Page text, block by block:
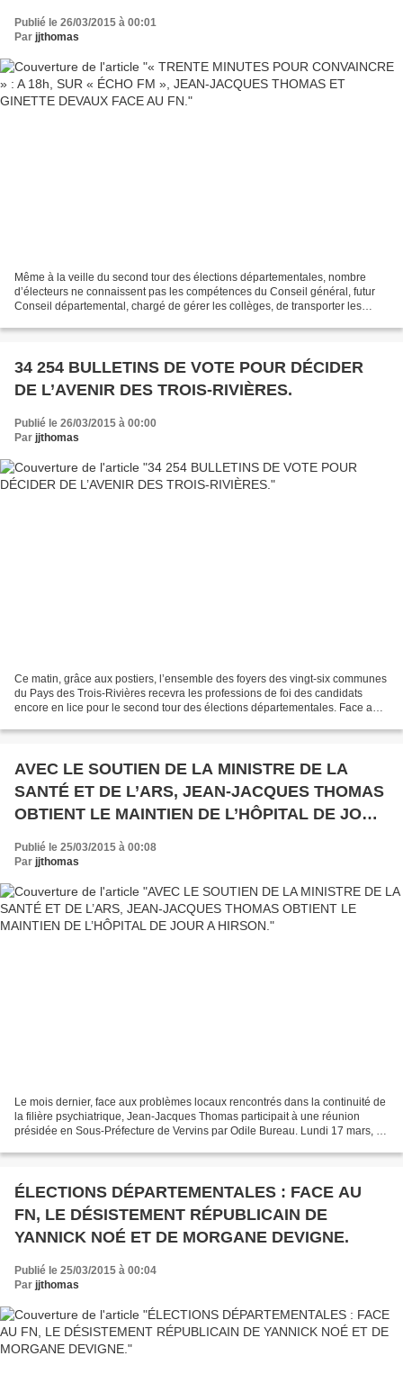
Publié le 26/03/2015 à 00:01
Par jjthomas
Même à la veille du second tour des élections départementales, nombre
d’électeurs ne connaissent pas les compétences du Conseil général, futur
Conseil départemental, chargé de gérer les collèges, de transporter les
34 254 BULLETINS DE VOTE POUR DÉCIDER
DE L’AVENIR DES TROIS-RIVIÈRES.
Publié le 26/03/2015 à 00:00
Par jjthomas
Ce matin, grâce aux postiers, l’ensemble des foyers des vingt-six communes
du Pays des Trois-Rivières recevra les professions de foi des candidats
encore en lice pour le second tour des élections départementales. Face au
AVEC LE SOUTIEN DE LA MINISTRE DE LA
SANTÉ ET DE L’ARS, JEAN-JACQUES THOMAS
OBTIENT LE MAINTIEN DE L’HÔPITAL DE JOUR
Publié le 25/03/2015 à 00:08
Par jjthomas
Le mois dernier, face aux problèmes locaux rencontrés dans la continuité de
la filière psychiatrique, Jean-Jacques Thomas participait à une réunion
présidée en Sous-Préfecture de Vervins par Odile Bureau. Lundi 17 mars, le
ÉLECTIONS DÉPARTEMENTALES : FACE AU
FN, LE DÉSISTEMENT RÉPUBLICAIN DE
YANNICK NOÉ ET DE MORGANE DEVIGNE.
Publié le 25/03/2015 à 00:04
Par jjthomas